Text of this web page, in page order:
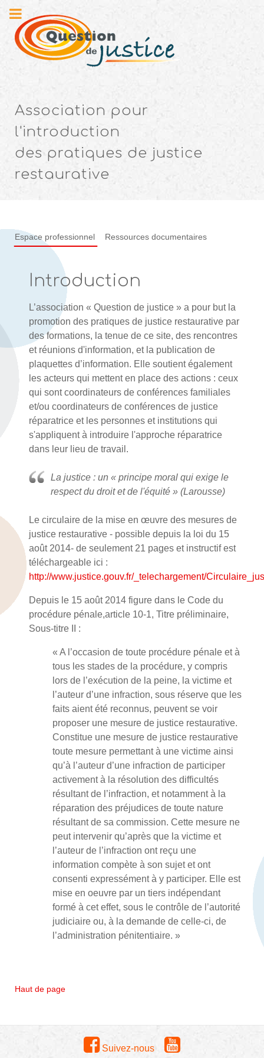
Association pour
l'introduction
des pratiques de justice
restaurative
Espace professionnel Ressources documentaires
Introduction
L’association « Question de justice » a pour but la
promotion des pratiques de justice restaurative par
des formations, la tenue de ce site, des rencontres
et réunions d'information, et la publication de
plaquettes d’information. Elle soutient également
les acteurs qui mettent en place des actions : ceux
qui sont coordinateurs de conférences familiales
et/ou coordinateurs de conférences de justice
réparatrice et les personnes et institutions qui
s'appliquent à introduire l'approche réparatrice
dans leur lieu de travail.
La justice : un « principe moral qui exige le
respect du droit et de l'équité » (Larousse)
Le circulaire de la mise en œuvre des mesures de
justice restaurative - possible depuis la loi du 15
août 2014- de seulement 21 pages et instructif est
téléchargeable ici :
http://www.justice.gouv.fr/_telechargement/
Depuis le 15 août 2014 figure dans le Code du
procédure pénale,article 10-1, Titre préliminaire,
Sous-titre II :
« A l’occasion de toute procédure pénale et à
tous les stades de la procédure, y compris
lors de l’exécution de la peine, la victime et
l’auteur d’une infraction, sous réserve que les
faits aient été reconnus, peuvent se voir
proposer une mesure de justice restaurative.
Constitue une mesure de justice restaurative
toute mesure permettant à une victime ainsi
qu’à l’auteur d’une infraction de participer
activement à la résolution des difficultés
résultant de l’infraction, et notamment à la
réparation des préjudices de toute nature
résultant de sa commission. Cette mesure ne
peut intervenir qu’après que la victime et
l’auteur de l’infraction ont reçu une
information compète à son sujet et ont
consenti expressément à y participer. Elle est
mise en oeuvre par un tiers indépendant
formé à cet effet, sous le contrôle de l’autorité
judiciaire ou, à la demande de celle-ci, de
l’administration pénitentiaire. »
Haut de page
Suivez-nous